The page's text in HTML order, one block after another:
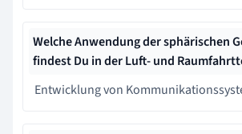
Welche Anwendung der sphärischen
findest Du in der Luft- und
Entwicklung von